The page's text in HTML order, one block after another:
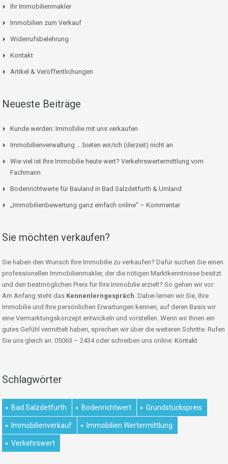
Ihr Immobilienmakler
Immobilien zum Verkauf
Widerrufsbelehrung
Kontakt
Artikel & Veröffentlichungen
Neueste Beiträge
Kunde werden: Immobilie mit uns verkaufen
Immobilienverwaltung … bieten wir/ich (derzeit) nicht an
Wie viel ist Ihre Immobilie heute wert? Verkehrswertermittlung vom
Fachmann
Bodenrichtwerte für Bauland in Bad Salzdetfurth & Umland
„Immobilienbewertung ganz einfach online“ – Kommentar
Sie möchten verkaufen?
Sie haben den Wunsch Ihre Immobilie zu verkaufen? Dafür suchen Sie einen
professionellen Immobilienmakler, der die nötigen Marktkenntnisse besitzt
und den bestmöglichen Preis für Ihre Immobilie erzielt? So gehen wir vor:
Am Anfang steht das Kennenlerngespräch . Dabei lernen wir Sie, Ihre
Immobilie und Ihre persönlichen Erwartungen kennen, auf deren Basis wir
eine Vermarktungskonzept entwickeln und vorstellen. Wenn wir Ihnen ein
gutes Gefühl vermittelt haben, sprechen wir über die weiteren Schritte. Rufen
Sie uns gleich an: 05063 – 2434 oder schreiben uns online: Kontakt
Schlagwörter
Bad Salzdetfurth Bodenrichtwert Grundstückspreis
Immobilienverkauf Immobilien Wertermittlung
Verkehrswert